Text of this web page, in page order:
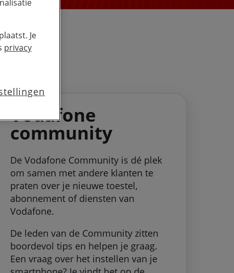
Vodafone
community
De Vodafone Community is dé plek
om samen met andere klanten te
praten over je nieuwe toestel,
abonnement of diensten van
Vodafone.
De leden van de Community zitten
boordevol tips en helpen je graag.
Een vraag over het instellen van je
Je
privacy